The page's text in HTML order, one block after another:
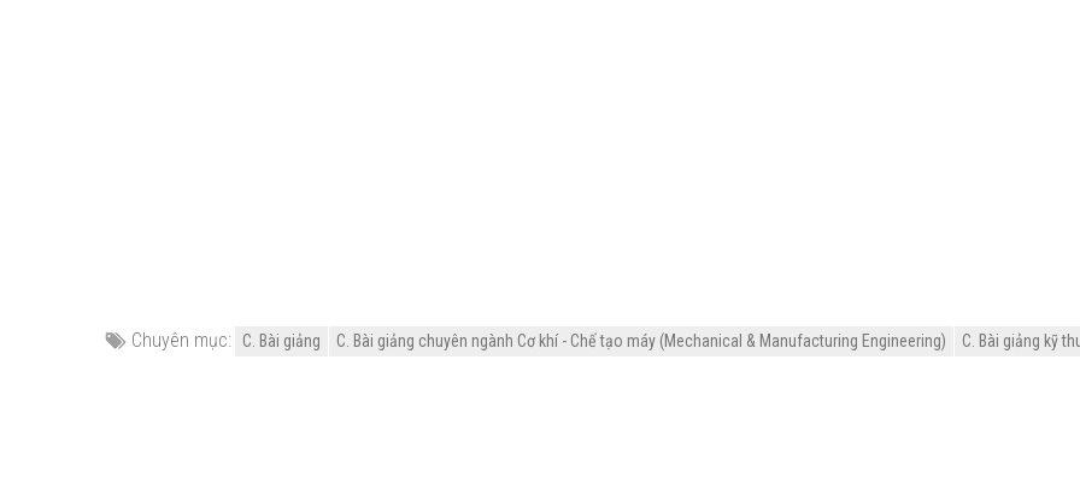
Chuyên mục: C. Bài giảng C. Bài giảng chuyên ngành Cơ khí - Chế tạo máy (Mechanical & Manufacturing Engineering) C. Bài giảng kỹ